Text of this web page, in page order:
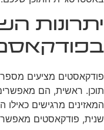
יתרונות
פודקאסטים מציעים מספר
תוכן. ראשית, הם
המאזינים מרגישים
שנית, פודקאסטים